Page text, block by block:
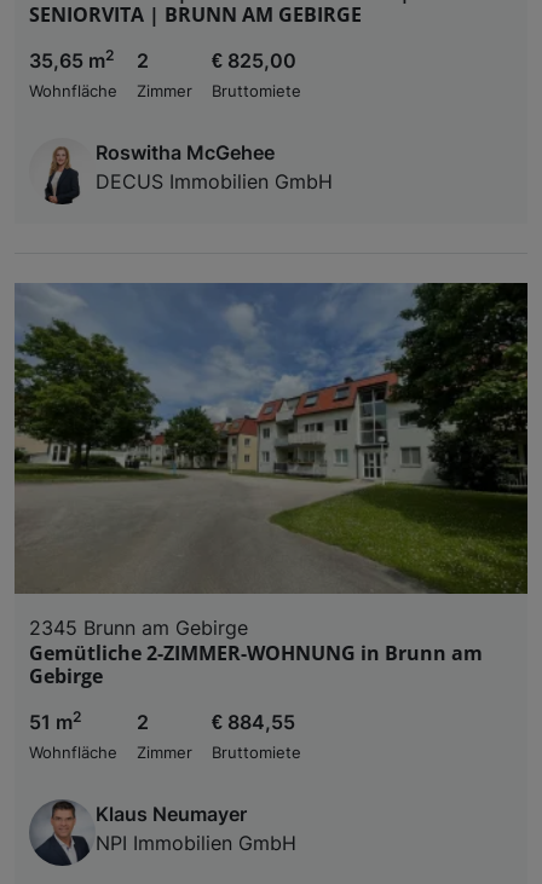
SENIORVITA | BRUNN AM GEBIRGE
35,65 m2
Wohnfläche
2
Zimmer
€ 825,00
Bruttomiete
Roswitha McGehee
DECUS Immobilien GmbH
2345 Brunn am Gebirge
Gemütliche 2-ZIMMER-WOHNUNG in Brunn am
Gebirge
51 m2
Wohnfläche
2
Zimmer
€ 884,55
Bruttomiete
Klaus Neumayer
NPI Immobilien GmbH